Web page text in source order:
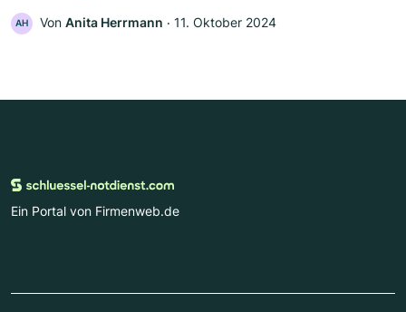
AH Von Anita Herrmann ‧ 11. Oktober 2024
Ein Portal von Firmenweb.de